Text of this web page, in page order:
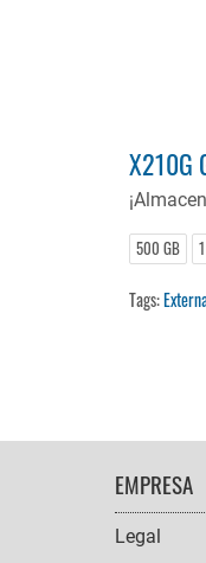
X210G
500 GB
Tags:
FOOTER
EMPRESA
Legal